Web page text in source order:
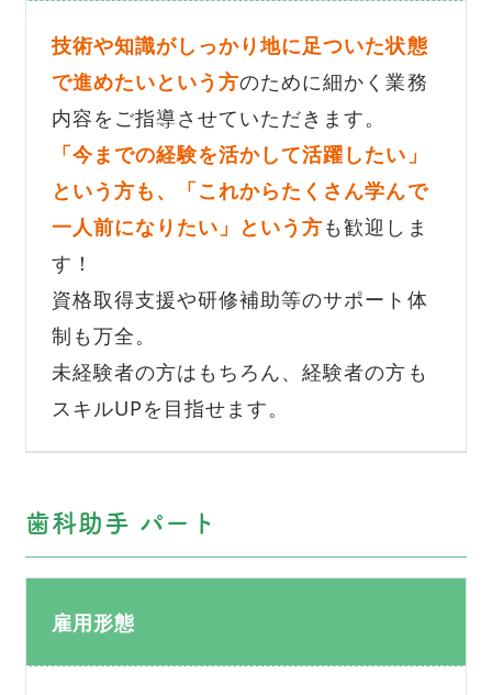
技術や知識がしっかり地に足ついた状態
で進めたいという方のために細かく業務
内容をご指導させていただきます。
「今までの経験を活かして活躍したい」
という方も、「これからたくさん学んで
一人前になりたい」という方も歓迎しま
す！
資格取得支援や研修補助等のサポート体
制も万全。
未経験者の方はもちろん、経験者の方も
スキルUPを目指せます。
歯科助手 パート
雇用形態